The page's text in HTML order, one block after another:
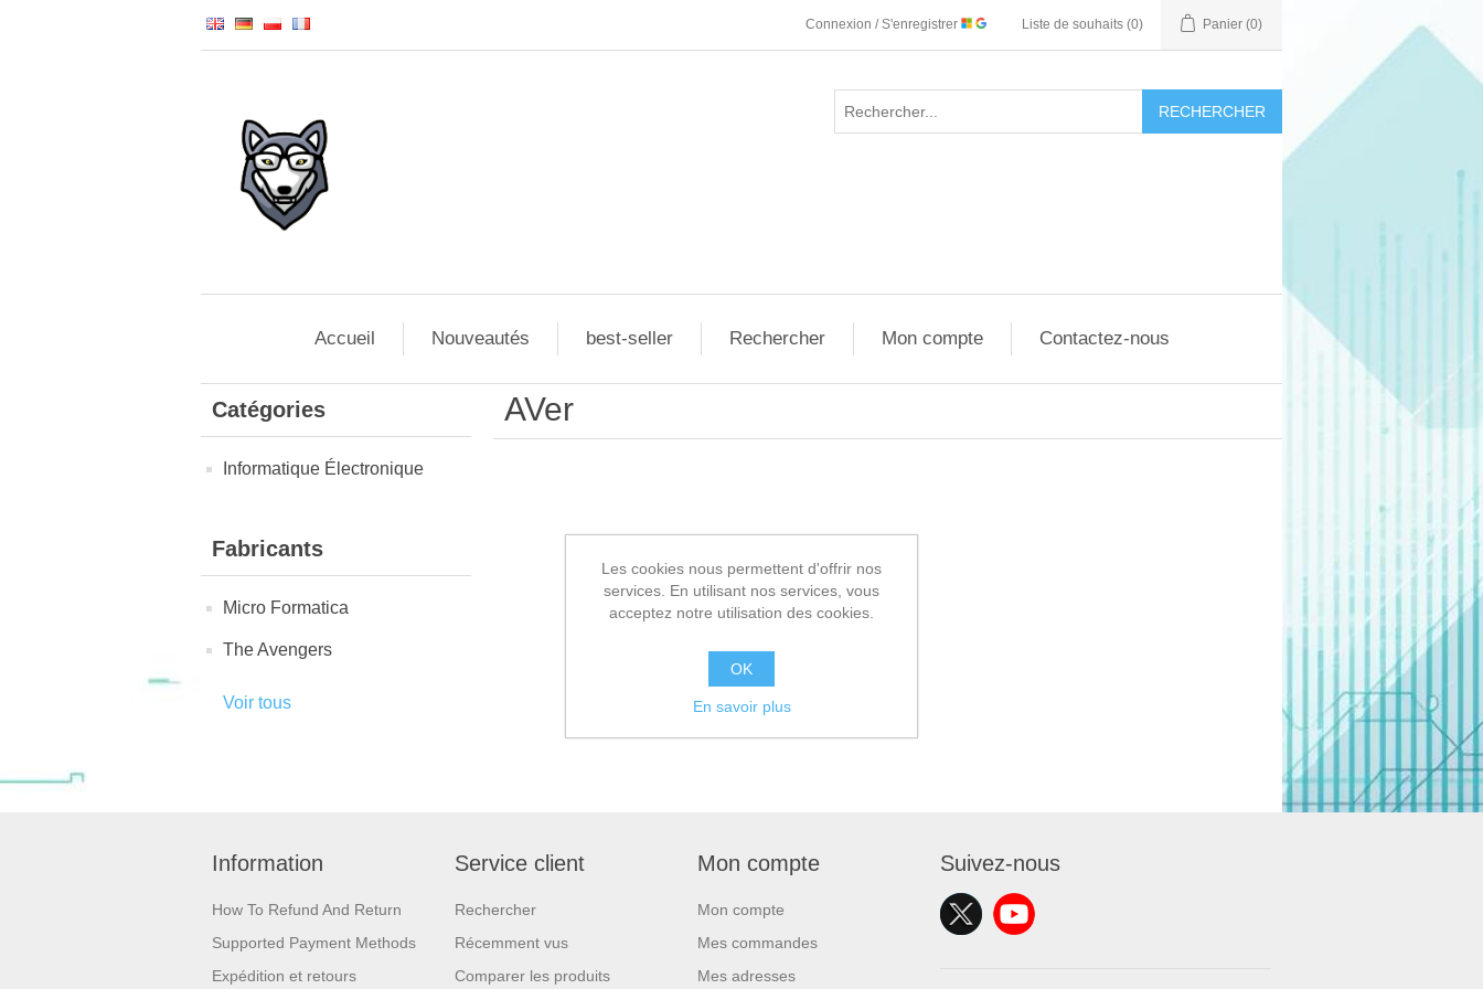
Connexion / S'enregistrer Liste de souhaits (0) Panier (0)
RECHERCHER
Accueil Nouveautés best-seller Rechercher Mon compte Contactez-nous
Catégories
Informatique Électronique
Fabricants
Micro Formatica
The Avengers
Voir tous
AVer
Information
How To Refund And Return
Supported Payment Methods
Expédition et retours
Service client
Rechercher
Récemment vus
Comparer les produits
Mon compte
Mon compte
Mes commandes
Mes adresses
Suivez-nous
Les cookies nous permettent d'offrir nos
services. En utilisant nos services, vous
acceptez notre utilisation des cookies.
OK
En savoir plus